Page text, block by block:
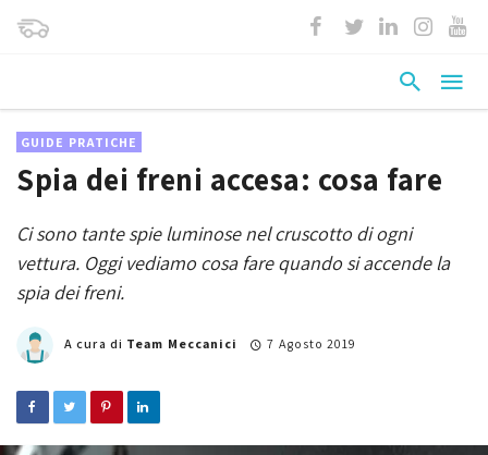
GUIDE PRATICHE
Spia dei freni accesa: cosa fare
Ci sono tante spie luminose nel cruscotto di ogni
vettura. Oggi vediamo cosa fare quando si accende la
spia dei freni.
A cura di Team Meccanici 7 Agosto 2019